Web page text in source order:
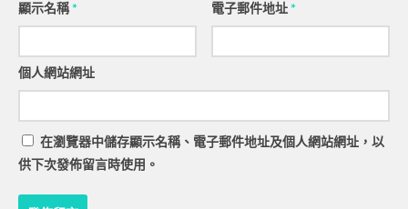
顯示名稱* 電子郵件地址*
個人網站網址
在瀏覽器中儲存顯示名稱、電子郵件地址及個人網站網址，以
供下次發佈留言時使用。